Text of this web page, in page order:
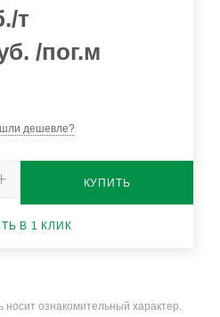
/т
/пог.м
дешевле?
КУПИТЬ
В 1 КЛИК
носит ознакомительный характер.